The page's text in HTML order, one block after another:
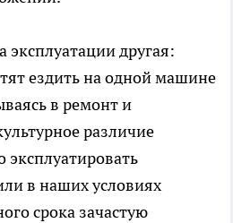
эксплуатации другая:
ездить на одной машине
в ремонт и
различие
эксплуатировать
в наших условиях
срока зачастую